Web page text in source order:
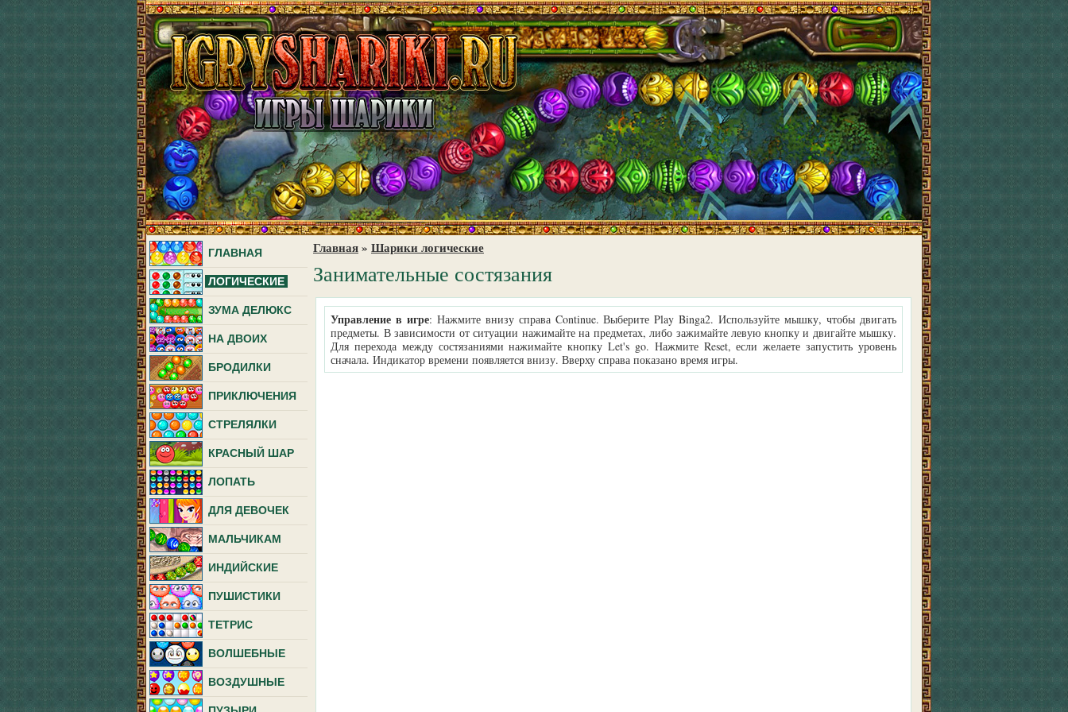
ГЛАВНАЯ
ЛОГИЧЕСКИЕ
ЗУМА ДЕЛЮКС
НА ДВОИХ
БРОДИЛКИ
ПРИКЛЮЧЕНИЯ
СТРЕЛЯЛКИ
КРАСНЫЙ ШАР
ЛОПАТЬ
ДЛЯ ДЕВОЧЕК
МАЛЬЧИКАМ
ИНДИЙСКИЕ
ПУШИСТИКИ
ТЕТРИС
ВОЛШЕБНЫЕ
ВОЗДУШНЫЕ
Главная» Шарики логические
Занимательные состязания
Управление в игре: Нажмите внизу справа Continue. Выберите Play Binga2. Используйте мышку, чтобы двигать
предметы. В зависимости от ситуации нажимайте на предметах, либо зажимайте левую кнопку и двигайте мышку.
Для перехода между состязаниями нажимайте кнопку Let's go. Нажмите Reset, если желаете запустить уровень
сначала. Индикатор времени появляется внизу. Вверху справа показано время игры.